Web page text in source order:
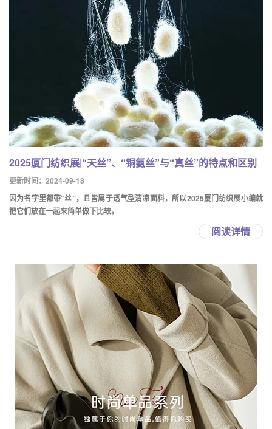
2025厦门纺织展|“天丝”、“铜氨丝”与“真丝”的特点和区别
更新时间：2024-09-18
因为名字里都带“丝”，且皆属于透气型清凉面料，所以2025厦门纺织展小编就
把它们放在一起来简单做下比较。
阅读详情